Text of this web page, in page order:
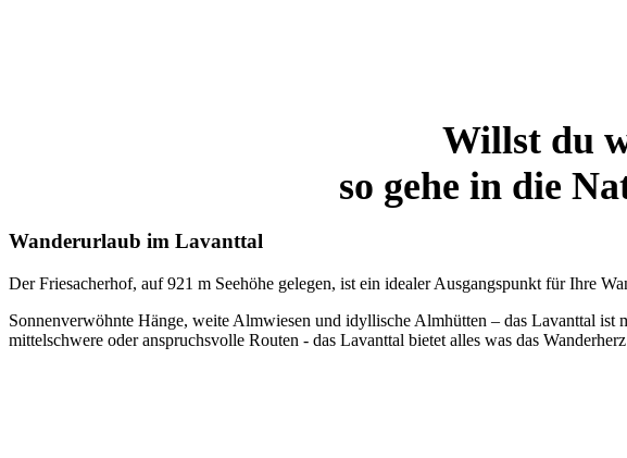
Willst du
so gehe in die
Wanderurlaub im Lavanttal
Der Friesacherhof, auf 921 m Seehöhe gelegen, ist ein idealer Ausgangspunkt für Ihre
Sonnenverwöhnte Hänge, weite Almwiesen und idyllische Almhütten – das Lavanttal ist
mittelschwere oder anspruchsvolle Routen - das Lavanttal bietet alles was das